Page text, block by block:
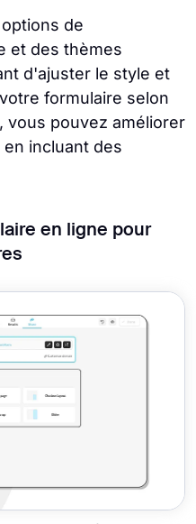
de
et des thèmes
d'ajuster le style et
formulaire selon
vous pouvez améliorer
incluant des
en ligne pour